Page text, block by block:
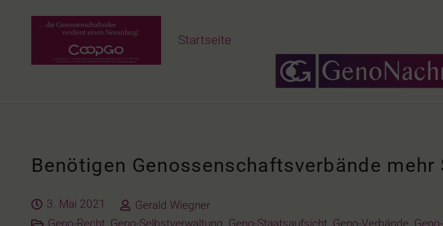
Startseite
Benötigen Genossenschaftsverbände
3. Mai 2021
Gerald Wiegner
Geno-Recht, Geno-Selbstverwaltung, Geno-Staatsaufsicht, Geno-Verbände,